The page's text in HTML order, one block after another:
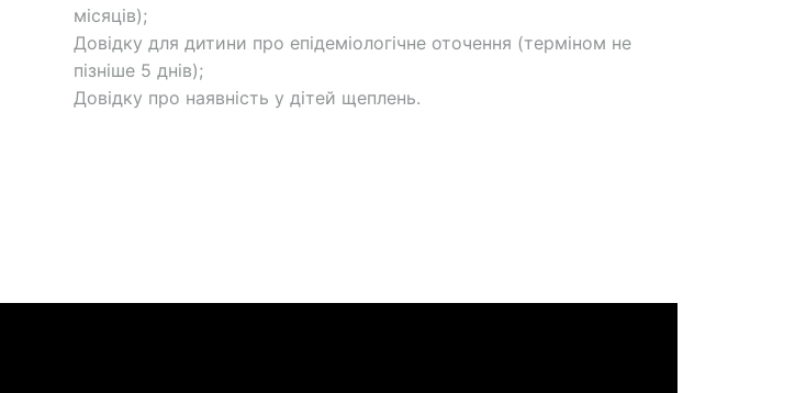
місяців);
Довідку для дитини про епідеміологічне оточення (терміном не
пізніше 5 днів);
Довідку про наявність у дітей щеплень.